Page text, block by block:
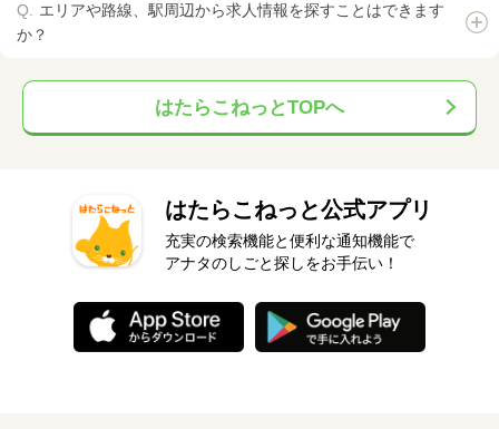
エリアや路線、駅周辺から求人情報を探すことはできます
か？
はたらこねっとTOPへ
はたらこねっと公式アプリ
充実の検索機能と便利な通知機能で
アナタのしごと探しをお手伝い！